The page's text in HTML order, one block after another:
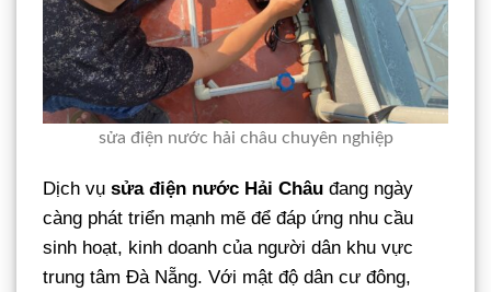
sửa điện nước hải châu chuyên nghiệp
Dịch vụ sửa điện nước Hải Châu đang ngày
càng phát triển mạnh mẽ để đáp ứng nhu cầu
sinh hoạt, kinh doanh của người dân khu vực
trung tâm Đà Nẵng. Với mật độ dân cư đông,